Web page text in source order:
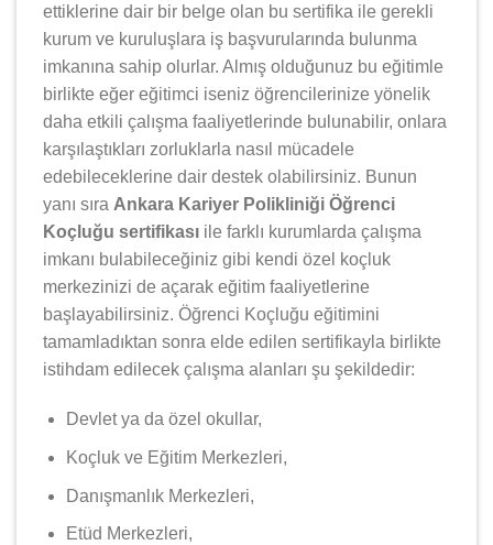
ettiklerine dair bir belge olan bu sertifika ile gerekli
kurum ve kuruluşlara iş başvurularında bulunma
imkanına sahip olurlar. Almış olduğunuz bu eğitimle
birlikte eğer eğitimci iseniz öğrencilerinize yönelik
daha etkili çalışma faaliyetlerinde bulunabilir, onlara
karşılaştıkları zorluklarla nasıl mücadele
edebileceklerine dair destek olabilirsiniz. Bunun
yanı sıra Ankara Kariyer Polikliniği Öğrenci
Koçluğu sertifikası ile farklı kurumlarda çalışma
imkanı bulabileceğiniz gibi kendi özel koçluk
merkezinizi de açarak eğitim faaliyetlerine
başlayabilirsiniz. Öğrenci Koçluğu eğitimini
tamamladıktan sonra elde edilen sertifikayla birlikte
istihdam edilecek çalışma alanları şu şekildedir:
Devlet ya da özel okullar,
Koçluk ve Eğitim Merkezleri,
Danışmanlık Merkezleri,
Etüd Merkezleri,